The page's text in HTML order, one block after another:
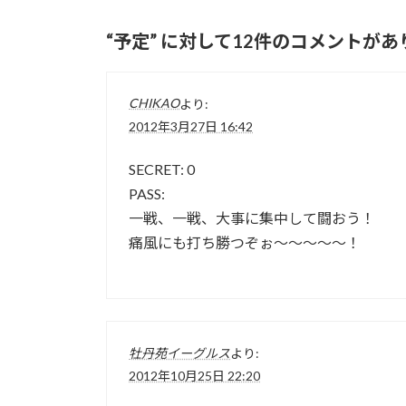
“予定” に対して12件のコメントがあ
CHIKAOより:
2012年3月27日 16:42
SECRET: 0
PASS:
一戦、一戦、大事に集中して闘おう！
痛風にも打ち勝つぞぉ～～～～～！
牡丹苑イーグルスより:
2012年10月25日 22:20